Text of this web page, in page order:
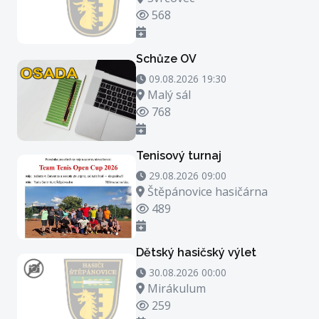
Počet zhlédnutí
568
Schůze OV
09.08.2026 19:30 - 09.08.2026 20:30
09.08.2026 19:30
Místo konání
Malý sál
Počet zhlédnutí
768
Tenisový turnaj
29.08.2026 09:00 - 29.08.2026 23:00
29.08.2026 09:00
Místo konání
Štěpánovice hasičárna
Počet zhlédnutí
489
Dětský hasičský výlet
30.08.2026 00:00 - 30.08.2026 21:00
30.08.2026 00:00
Místo konání
Mirákulum
Počet zhlédnutí
259